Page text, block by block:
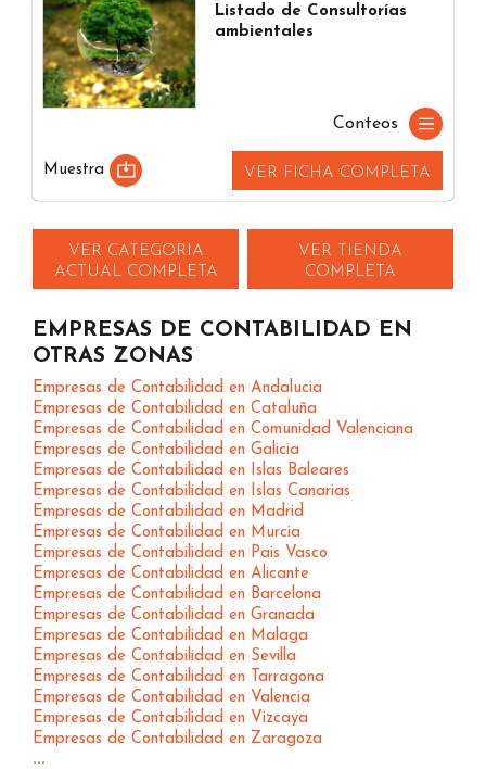
Listado de Consultorías
ambientales
Conteos
Muestra VER FICHA COMPLETA
VER CATEGORIA
ACTUAL COMPLETA
VER TIENDA
COMPLETA
EMPRESAS DE CONTABILIDAD EN
OTRAS ZONAS
Empresas de Contabilidad en Andalucia
Empresas de Contabilidad en Cataluña
Empresas de Contabilidad en Comunidad Valenciana
Empresas de Contabilidad en Galicia
Empresas de Contabilidad en Islas Baleares
Empresas de Contabilidad en Islas Canarias
Empresas de Contabilidad en Madrid
Empresas de Contabilidad en Murcia
Empresas de Contabilidad en Pais Vasco
Empresas de Contabilidad en Alicante
Empresas de Contabilidad en Barcelona
Empresas de Contabilidad en Granada
Empresas de Contabilidad en Malaga
Empresas de Contabilidad en Sevilla
Empresas de Contabilidad en Tarragona
Empresas de Contabilidad en Valencia
Empresas de Contabilidad en Vizcaya
Empresas de Contabilidad en Zaragoza
...